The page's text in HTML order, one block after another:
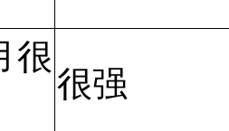
很
很强